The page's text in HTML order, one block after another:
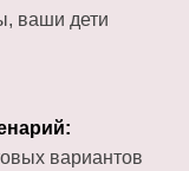
ваши дети
вариантов